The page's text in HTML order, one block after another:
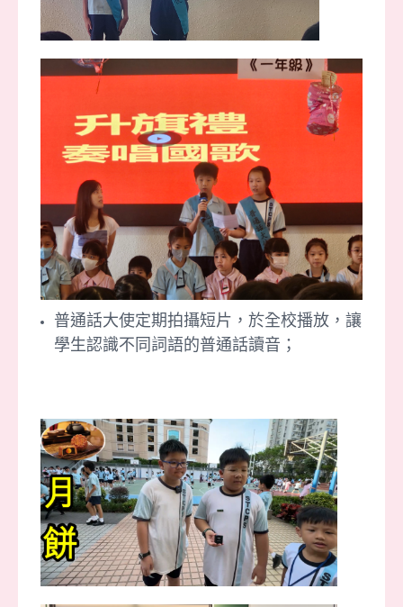
普通話大使定期拍攝短片，於全校播放，讓
學生認識不同詞語的普通話讀音 ；